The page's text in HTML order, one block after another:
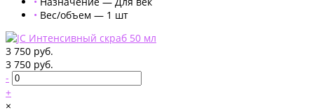
• Вес/объем — 1 шт
3 750 руб.
3 750 руб.
-
+
×